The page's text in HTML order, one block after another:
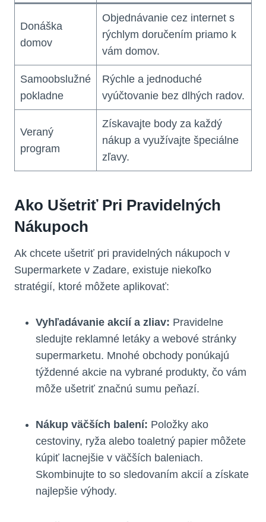
Donáška
domov
Objednávanie cez internet s
rýchlym doručením priamo k
vám domov.
Samoobslužné
pokladne
Rýchle a jednoduché
vyúčtovanie bez dlhých radov.
Veraný
program
Získavajte body za každý
nákup a využívajte špeciálne
zľavy.
Ako Ušetriť Pri Pravidelných
Nákupoch
Ak chcete ušetriť pri pravidelných nákupoch v
Supermarkete v Zadare, existuje niekoľko
stratégií, ktoré môžete aplikovať:
Vyhľadávanie akcií a zliav: Pravidelne
sledujte reklamné letáky a webové stránky
supermarketu. Mnohé obchody ponúkajú
týždenné akcie na vybrané produkty, čo vám
môže ušetriť značnú sumu peňazí.
Nákup väčších balení: Položky ako
cestoviny, ryža alebo toaletný papier môžete
kúpiť lacnejšie v väčších baleniach.
Skombinujte to so sledovaním akcií a získate
najlepšie výhody.